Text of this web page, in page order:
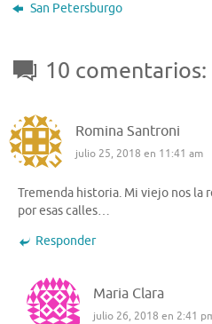
San Petersburgo
10 comentarios:
Romina Santroni
julio 25, 2018 en 11:41 am
Tremenda historia. Mi viejo nos la
por esas calles…
Responder
Maria Clara
julio 26, 2018 en 2:41